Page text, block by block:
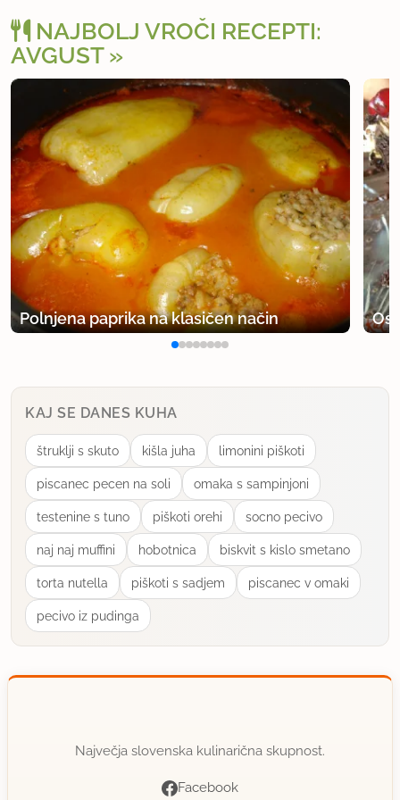
NAJBOLJ VROČI RECEPTI:
AVGUST
Polnjena paprika na klasičen način
KAJ SE DANES KUHA
štruklji s skuto kišla juha limonini piškoti
piscanec pecen na soli omaka s sampinjoni
testenine s tuno piškoti orehi socno pecivo
naj naj muffini hobotnica biskvit s kislo smetano
torta nutella piškoti s sadjem piscanec v omaki
pecivo iz pudinga
Največja slovenska kulinarična skupnost.
Facebook